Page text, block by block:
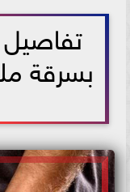
تفاصيل
بسرقة